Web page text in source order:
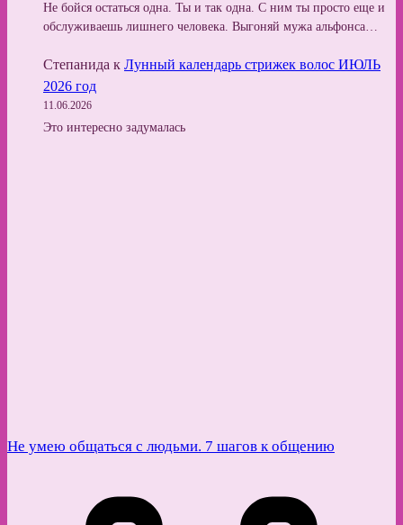
Не бойся остаться одна. Ты и так одна. С ним ты просто еще и
обслуживаешь лишнего человека. Выгоняй мужа альфонса…
Степанида к Лунный календарь стрижек волос ИЮЛЬ
2026 год
11.06.2026
Это интересно задумалась
Не умею общаться с людьми. 7 шагов к общению